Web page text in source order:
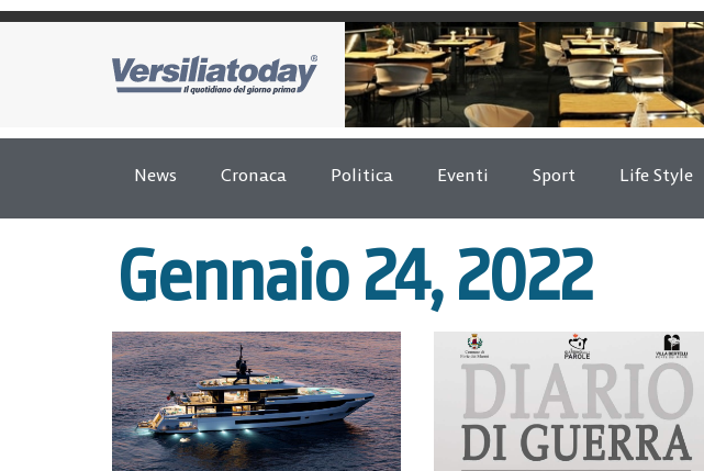
News Cronaca Politica Eventi Sport Life Style
Gennaio 24, 2022